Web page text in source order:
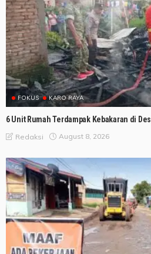
FOKUS KARO RAYA
6 Unit Rumah Terdampak Kebakaran di
Redaksi August 8, 2026